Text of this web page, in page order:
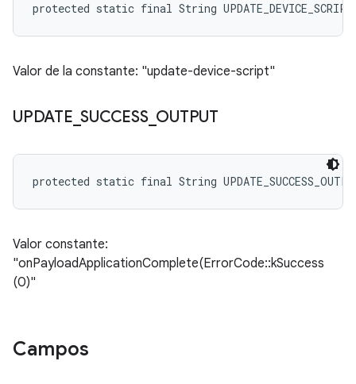
protected static final String UPDATE_DEVICE_SCRIPT
Valor de la constante: "update-device-script"
UPDATE _SUCCESS_ OUTPUT
protected static final String
Valor constante:
"onPayloadApplicationComplete(ErrorCode::kSuccess
(0)"
Campos